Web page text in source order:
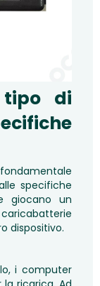
tipo di
specifiche
giocano un
dispositivo.
i computer